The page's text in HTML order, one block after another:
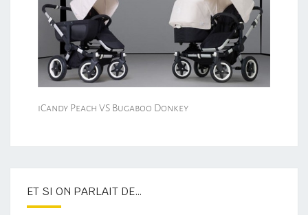
iCandy Peach VS Bugaboo Donkey
ET SI ON PARLAIT DE…